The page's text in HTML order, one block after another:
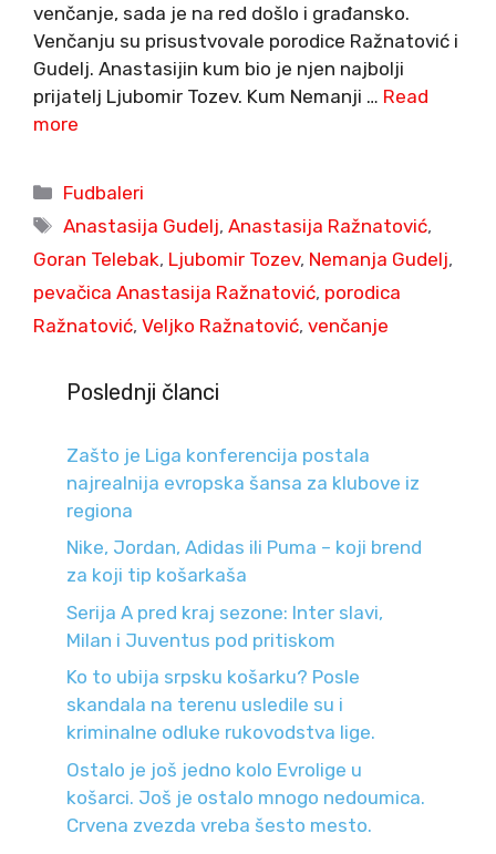
venčanje, sada je na red došlo i građansko.
Venčanju su prisustvovale porodice Ražnatović i
Gudelj. Anastasijin kum bio je njen najbolji
prijatelj Ljubomir Tozev. Kum Nemanji … Read
more
Categories
Fudbaleri
Tags
Anastasija Gudelj,Anastasija Ražnatović,
Goran Telebak, Ljubomir Tozev, Nemanja Gudelj,
pevačica Anastasija Ražnatović, porodica
Ražnatović, Veljko Ražnatović, venčanje
Poslednji članci
Zašto je Liga konferencija postala
najrealnija evropska šansa za klubove iz
regiona
Nike, Jordan, Adidas ili Puma – koji brend
za koji tip košarkaša
Serija A pred kraj sezone: Inter slavi,
Milan i Juventus pod pritiskom
Ko to ubija srpsku košarku? Posle
skandala na terenu usledile su i
kriminalne odluke rukovodstva lige.
Ostalo je još jedno kolo Evrolige u
košarci. Još je ostalo mnogo nedoumica.
Crvena zvezda vreba šesto mesto.